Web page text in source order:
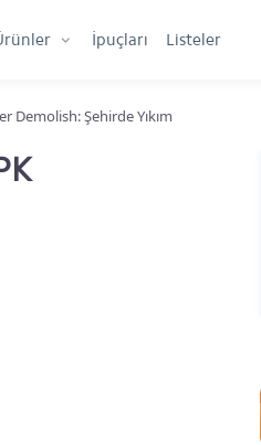
İpuçları Listeler
Demolish: Şehirde Yıkım